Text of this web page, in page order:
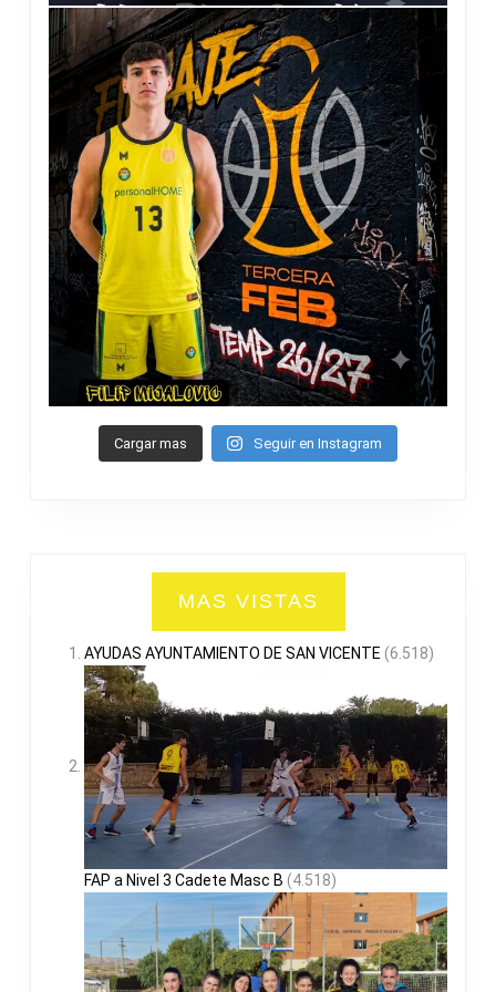
Cargar mas Seguir en Instagram
MAS VISTAS
AYUDAS AYUNTAMIENTO DE SAN VICENTE (6.518)
FAP a Nivel 3 Cadete Masc B (4.518)